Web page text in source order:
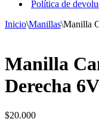
Política de
Inicio\Manillas\Manilla
Manilla
Derecha 6V
$20.000